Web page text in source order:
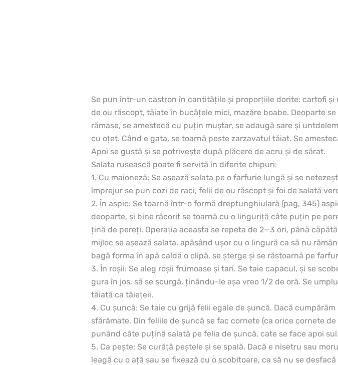
Se pun într-un castron în cantităţile şi proporţiile dorite: cartofi
de ou răscopt, tăiate în bucăţele mici, mazăre boabe. Deoparte
rămase, se amestecă cu puţin muştar, se adaugă sare şi
cu oţet. Când e gata, se toarnă peste zarzavatul tăiat. Se
Apoi se gustă şi se potriveşte după plăcere de acru şi de sărat.
Salata rusească poate fi servită în diferite chipuri:
1. Cu maioneză; Se aşează salata pe o farfurie lungă şi se
împrejur se pun cozi de raci, felii de ou răscopt şi foi de salată
2. În aspic: Se toarnă într-o formă dreptunghiulară (pag, 345)
deoparte, şi bine răcorit se toarnă cu o linguriţă câte puţin pe
ţină de pereţi. Operaţia aceasta se repeta de 2—3 ori, până
mijloc se aşează salata, apăsând uşor cu o lingură ca să nu
bagă forma în apă caldă o clipă, se şterge şi se răstoarnă pe
3. În roşii: Se aleg roşii frumoase şi tari. Se taie capacul, şi se
gura în jos, să se scurgă, ţinându-Ie aşa vreo 1/2 de oră. Se
tăiată ca tăieţeii.
4. Cu şuncâ: Se taie cu grijă felii egale de şuncă. Dacă
sfărâmate. Din feliile de şuncă se fac cornete (ca orice cornete
punând câte puţină salată pe felia de şuncă, cate se face apoi
5. Ca peşte: Se curăţă peştele şi se spală. Dacă e nisetru sau
leagă cu o aţă sau se fixează cu o scobitoare, ca să nu se